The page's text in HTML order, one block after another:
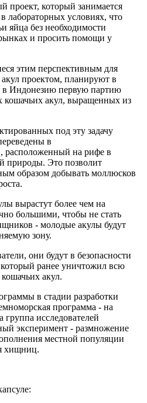
проект, который занимается
лабораторных условиях, что
яйца без необходимости
и просить помощи у
этим перспективным для
проектом, планируют в
в Индонезию первую партию
кошачьих акул, выращенных из
под эту задачу
в
расположенный на рифе в
природы. Это позволит
образом добывать моллюсков
вырастут более чем на
большими, чтобы не стать
- молодые акулы будут
зону.
они будут в безопасности
ранее уничтожил всю
акул.
в стадии разработки
программа - на
исследователей
эксперимент - размножение
местной популяции
хищниц.